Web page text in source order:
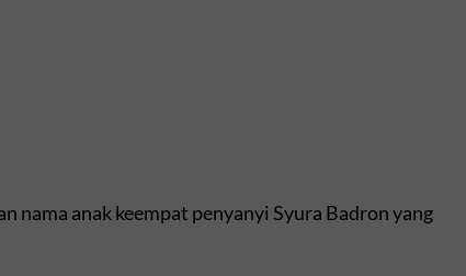
nama anak keempat penyanyi Syura Badron yang